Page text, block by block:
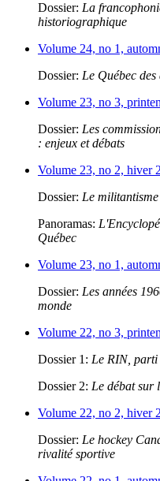
Dossier: La
historiographique
Volume 24, no 1,
Dossier: Le Québec des
Volume 23, no 3,
Dossier: Les
: enjeux et débats
Volume 23, no 2, hiver
Dossier: Le
Panoramas:
Québec
Volume 23, no 1,
Dossier: Les années
monde
Volume 22, no 3,
Dossier 1: Le RIN, parti
Dossier 2: Le débat sur
Volume 22, no 2, hiver
Dossier: Le hockey
rivalité sportive